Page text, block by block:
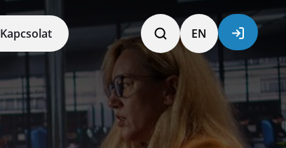
Kapcsolat EN